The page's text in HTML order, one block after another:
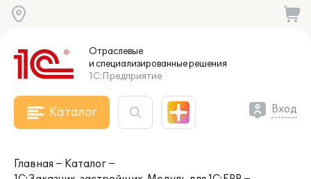
Отраслевые
и специализированныерешения
1С:Предприятие
Каталог Вход
Главная
Каталог